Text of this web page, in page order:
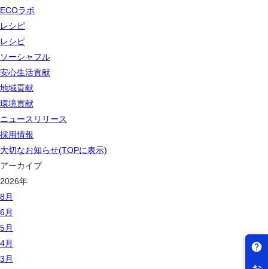
ECOラボ
レシピ
レシピ
ソーシャフル
安心生活貢献
地域貢献
環境貢献
ニュースリリース
採用情報
大切なお知らせ(TOPに表示)
アーカイブ
2026年
8月
6月
5月
4月
3月